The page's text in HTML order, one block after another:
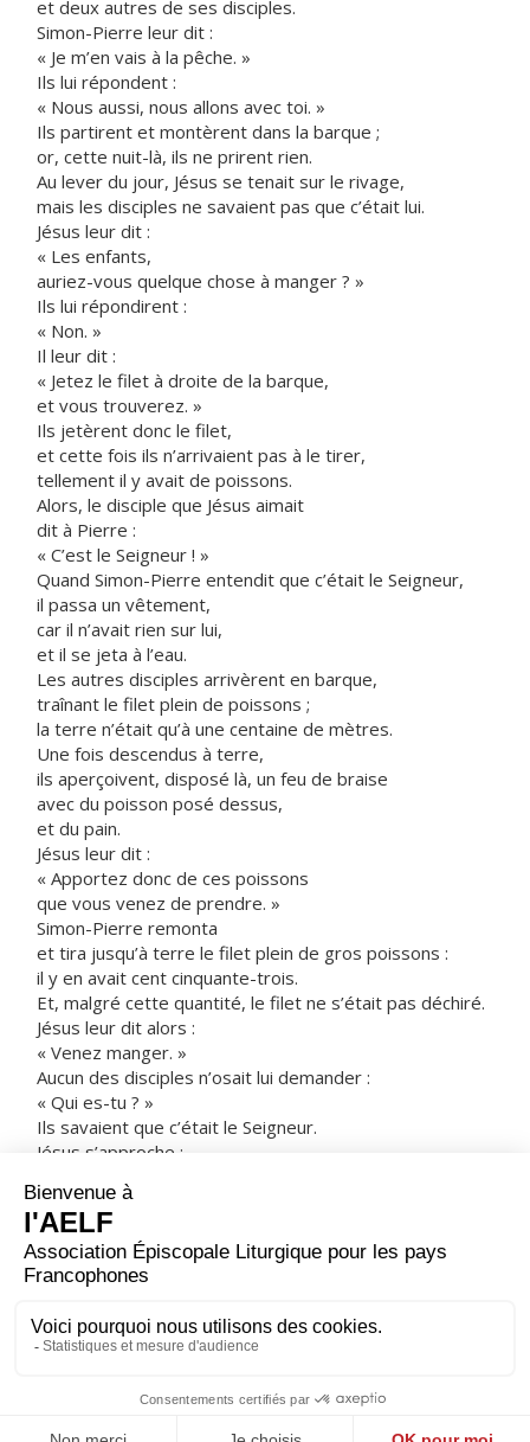
et deux autres de ses disciples.
Simon-Pierre leur dit :
« Je m’en vais à la pêche. »
Ils lui répondent :
« Nous aussi, nous allons avec toi. »
Ils partirent et montèrent dans la barque ;
or, cette nuit-là, ils ne prirent rien.
Au lever du jour, Jésus se tenait sur le rivage,
mais les disciples ne savaient pas que c’était lui.
Jésus leur dit :
« Les enfants,
auriez-vous quelque chose à manger ? »
Ils lui répondirent :
« Non. »
Il leur dit :
« Jetez le filet à droite de la barque,
et vous trouverez. »
Ils jetèrent donc le filet,
et cette fois ils n’arrivaient pas à le tirer,
tellement il y avait de poissons.
Alors, le disciple que Jésus aimait
dit à Pierre :
« C’est le Seigneur ! »
Quand Simon-Pierre entendit que c’était le Seigneur,
il passa un vêtement,
car il n’avait rien sur lui,
et il se jeta à l’eau.
Les autres disciples arrivèrent en barque,
traînant le filet plein de poissons ;
la terre n’était qu’à une centaine de mètres.
Une fois descendus à terre,
ils aperçoivent, disposé là, un feu de braise
avec du poisson posé dessus,
et du pain.
Jésus leur dit :
« Apportez donc de ces poissons
que vous venez de prendre. »
Simon-Pierre remonta
et tira jusqu’à terre le filet plein de gros poissons :
il y en avait cent cinquante-trois.
Et, malgré cette quantité, le filet ne s’était pas déchiré.
Jésus leur dit alors :
« Venez manger. »
Aucun des disciples n’osait lui demander :
« Qui es-tu ? »
Ils savaient que c’était le Seigneur.
Jésus s’approche ;
et le leur donne ;
et de même pour le poisson.
C’était la troisième fois
que Jésus ressuscité d’entre les morts
se manifestait à ses disciples.
– Acclamons la Parole de Dieu.